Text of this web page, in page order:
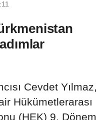
Cevdet Yılmaz,
Hükümetlerarası
(HEK) 9. Dönem